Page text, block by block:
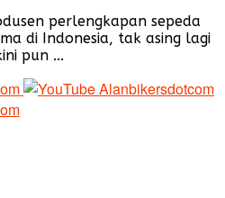
perlengkapan sepeda
di Indonesia, tak asing lagi
pun ...